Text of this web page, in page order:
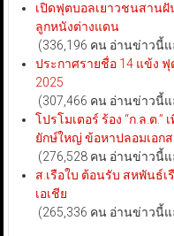
เปิดฟุตบอลเยาวชนสาน
ลูกหนังต่างแดน
(336,196 คน อ่านข่าวนี้
ประกาศรายชื่อ 14 แข้ง
2025
(307,466 คน อ่านข่าวนี้
โปรโมเตอร์ ร้อง “ก.ล.ต
ยักษ์ใหญ่ ข้อหาปลอมเอก
(276,528 คน อ่านข่าวนี้
ส.เรือใบ ต้อนรับ สหพันธ์เ
เอเชีย
(265,336 คน อ่านข่าวนี้